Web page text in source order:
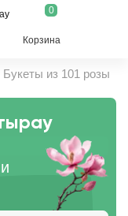
0
Корзина
Букеты из 101 розы